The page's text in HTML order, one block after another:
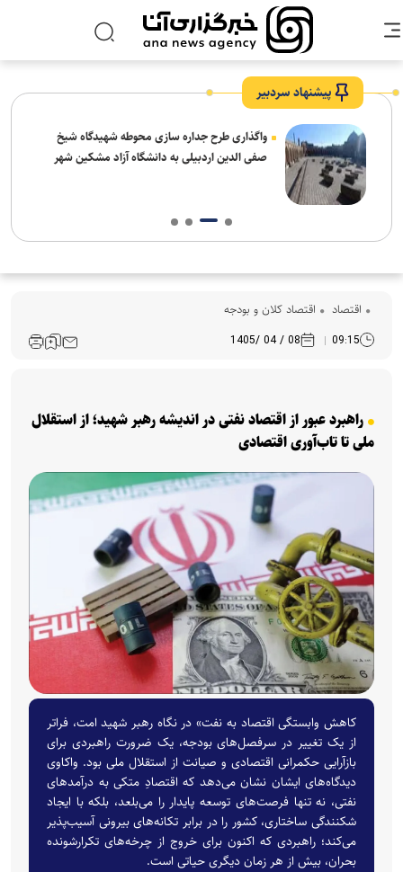
پیشنهاد سردبیر
واگذاری طرح جداره سازی محوطه شهیدگاه شیخ
صفی الدین اردبیلی به دانشگاه آزاد مشکین شهر
اقتصاد اقتصاد کلان و بودجه
09:15
08 / 04 /1405
راهبرد عبور از اقتصاد نفتی در اندیشه رهبر شهید؛ از استقلال
ملی تا تاب‌آوری اقتصادی
کاهش وابستگی اقتصاد به نفت» در نگاه رهبر شهید امت، فراتر
از یک تغییر در سرفصل‌های بودجه، یک ضرورت راهبردی برای
بازآرایی حکمرانی اقتصادی و صیانت از استقلال ملی بود. واکاوی
دیدگاه‌های ایشان نشان می‌دهد که اقتصادِ متکی به درآمدهای
نفتی، نه تنها فرصت‌های توسعه پایدار را می‌بلعد، بلکه با ایجاد
شکنندگی ساختاری، کشور را در برابر تکانه‌های بیرونی آسیب‌پذیر
می‌کند؛ راهبردی که اکنون برای خروج از چرخه‌های تکرارشونده
بحران، بیش از هر زمان دیگری حیاتی است.